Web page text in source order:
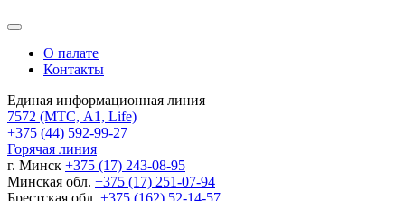
О палате
Контакты
Единая информационная линия
7572 (МТС, A1, Life)
+375 (44) 592-99-27
Горячая линия
г. Минск +375 (17) 243-08-95
Минская обл. +375 (17) 251-07-94
Брестская обл. +375 (162) 52-14-57